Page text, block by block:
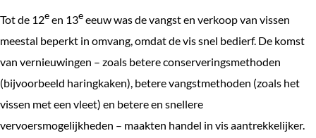
Tot de 12een 13eeeuw was de vangst en verkoop van vissen
meestal beperkt in omvang, omdat de vis snel bedierf. De komst
van vernieuwingen – zoals betere conserveringsmethoden
(bijvoorbeeld haringkaken), betere vangstmethoden (zoals het
vissen met een vleet) en betere en snellere
vervoersmogelijkheden – maakten handel in vis aantrekkelijker.